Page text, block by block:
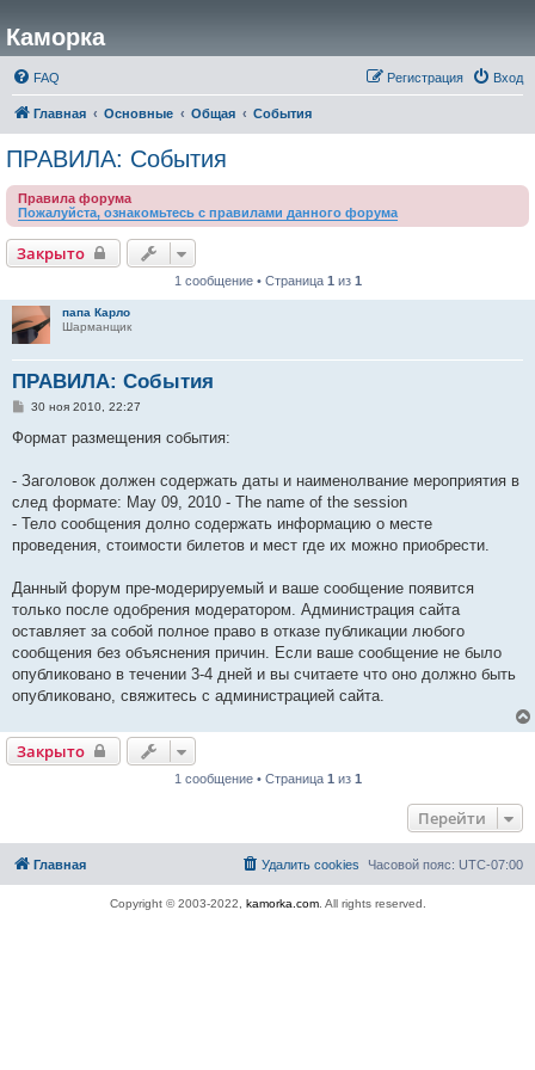
Каморка
FAQ Вход
Регистрация
Главная Основные Общая События
ПРАВИЛА: События
Правила форума
Пожалуйста, ознакомьтесь с правилами данного форума
Закрыто
1 сообщение • Страница 1 из 1
папа Карло
Шарманщик
ПРАВИЛА: События
С
о
б
е
и
е
30 ноя 2010, 22:27
Формат размещения события:
- Заголовок должен содержать даты и наименолвание мероприятия в
след формате: May 09, 2010 - The name of the session
- Тело сообщения долно содержать информацию о месте
проведения, стоимости билетов и мест где их можно приобрести.
Данный форум пре-модерируемый и ваше сообщение появится
только после одобрения модератором. Администрация сайта
оставляет за собой полное право в отказе публикации любого
сообщения без объяснения причин. Если ваше сообщение не было
опубликовано в течении 3-4 дней и вы считаете что оно должно быть
опубликовано, свяжитесь с администрацией сайта.
Закрыто
1 сообщение • Страница 1 из 1
Перейти
Главная Часовой пояс: UTC-07:00
Удалить cookies
Copyright © 2003-2022, kamorka.com. All rights reserved.